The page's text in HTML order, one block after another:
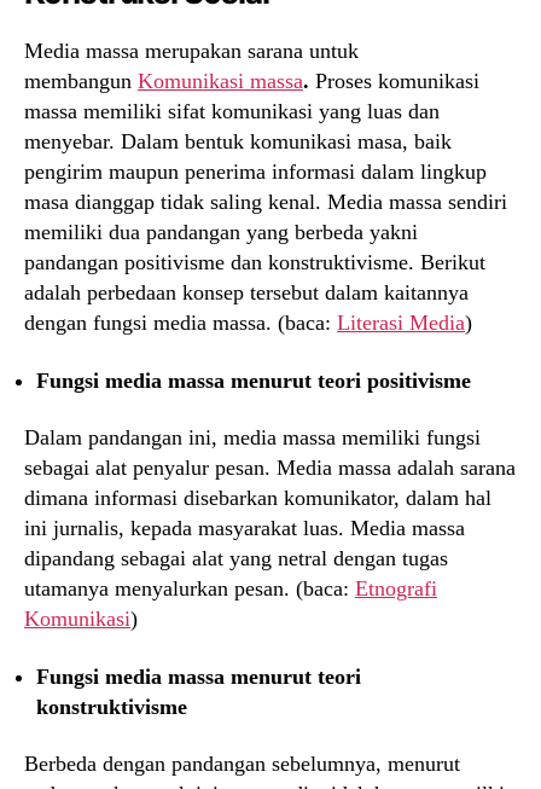
Media massa merupakan sarana untuk
membangun Komunikasi massa. Proses komunikasi
massa memiliki sifat komunikasi yang luas dan
menyebar. Dalam bentuk komunikasi masa, baik
pengirim maupun penerima informasi dalam lingkup
masa dianggap tidak saling kenal. Media massa sendiri
memiliki dua pandangan yang berbeda yakni
pandangan positivisme dan konstruktivisme. Berikut
adalah perbedaan konsep tersebut dalam kaitannya
dengan fungsi media massa. (baca: Literasi Media)
Fungsi media massa menurut teori positivisme
Dalam pandangan ini, media massa memiliki fungsi
sebagai alat penyalur pesan. Media massa adalah sarana
dimana informasi disebarkan komunikator, dalam hal
ini jurnalis, kepada masyarakat luas. Media massa
dipandang sebagai alat yang netral dengan tugas
utamanya menyalurkan pesan. (baca: Etnografi
Komunikasi)
Fungsi media massa menurut teori
konstruktivisme
Berbeda dengan pandangan sebelumnya, menurut